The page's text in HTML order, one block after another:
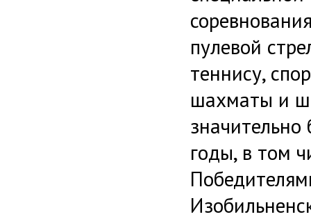
пулевой
теннису,
шахматы и
годы, в том